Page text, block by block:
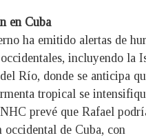
en Cuba
ha emitido alertas de
incluyendo la
Río, donde se anticipa
tropical se
prevé que Rafael
de Cuba, con